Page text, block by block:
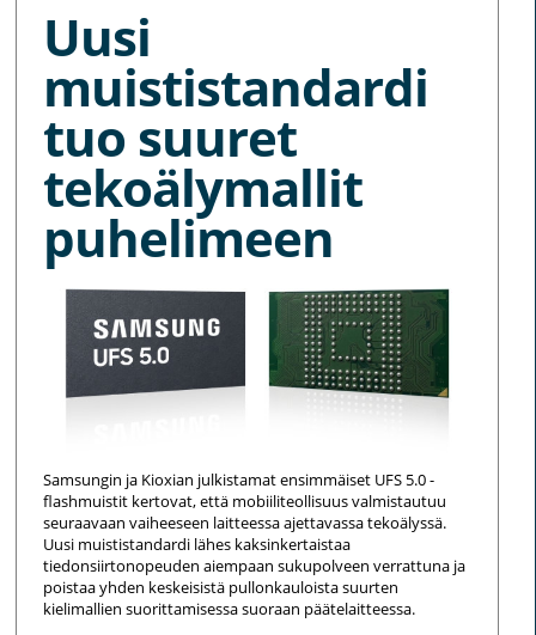
Uusi
muististandardi
tuo suuret
tekoälymallit
puhelimeen
Samsungin ja Kioxian julkistamat ensimmäiset UFS 5.0 -
flashmuistit kertovat, että mobiiliteollisuus valmistautuu
seuraavaan vaiheeseen laitteessa ajettavassa tekoälyssä.
Uusi muististandardi lähes kaksinkertaistaa
tiedonsiirtonopeuden aiempaan sukupolveen verrattuna ja
poistaa yhden keskeisistä pullonkauloista suurten
kielimallien suorittamisessa suoraan päätelaitteessa.